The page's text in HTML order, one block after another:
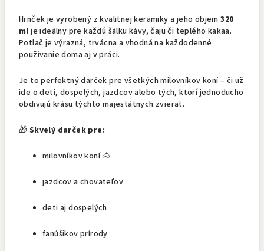
Hrnček je vyrobený z kvalitnej keramiky a jeho objem320
ml je ideálny pre každú šálku kávy, čaju či teplého kakaa.
Potlač je výrazná, trvácna a vhodná na každodenné
používanie doma aj v práci.
Je to perfektný darček pre všetkých milovníkov koní – či už
ide o deti, dospelých, jazdcov alebo tých, ktorí jednoducho
obdivujú krásu týchto majestátnych zvierat.
🎁 Skvelý darček pre:
milovníkov koní 🐴
jazdcov a chovateľov
deti aj dospelých
fanúšikov prírody